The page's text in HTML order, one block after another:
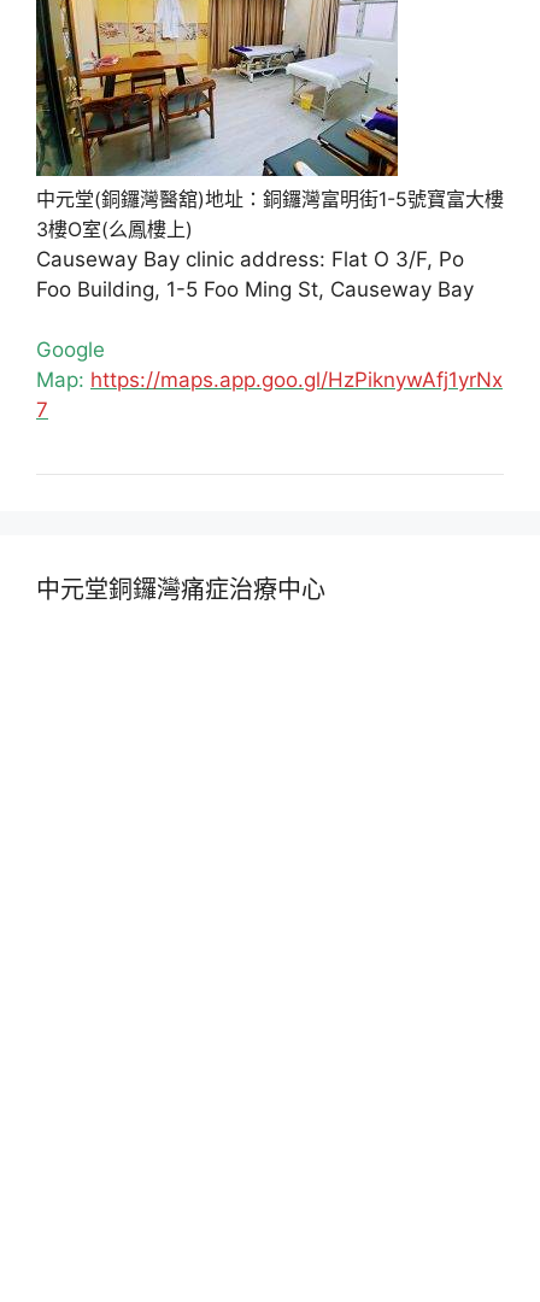
中元堂(銅鑼灣醫舘)地址：銅鑼灣富明街1-5號寶富大樓
3樓O室(么鳳樓上)
Causeway Bay clinic address: Flat O 3/F, Po
Foo Building, 1-5 Foo Ming St, Causeway Bay
Google
Map: https://maps.app.goo.gl/HzPiknywAfj1yrNx
7
中元堂銅鑼灣痛症治療中心